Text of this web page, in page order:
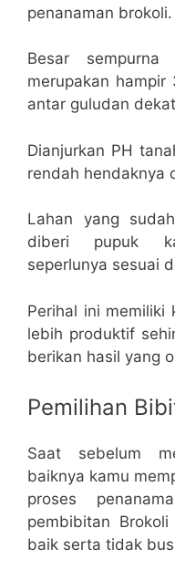
penanaman brokoli.
Besar sempurna
merupakan
antar guludan
Dianjurkan PH
rendah hendaknya
Lahan yang
diberi pupuk
seperlunya sesuai
Perihal ini memiliki
lebih produktif
berikan hasil yang
Pemilihan
Saat sebelum
baiknya kamu
proses
pembibitan
baik serta tidak